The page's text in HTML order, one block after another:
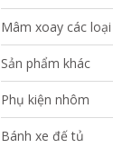
Mâm xoay các loại
Sản phẩm khác
Phụ kiện nhôm
Bánh xe đế tủ